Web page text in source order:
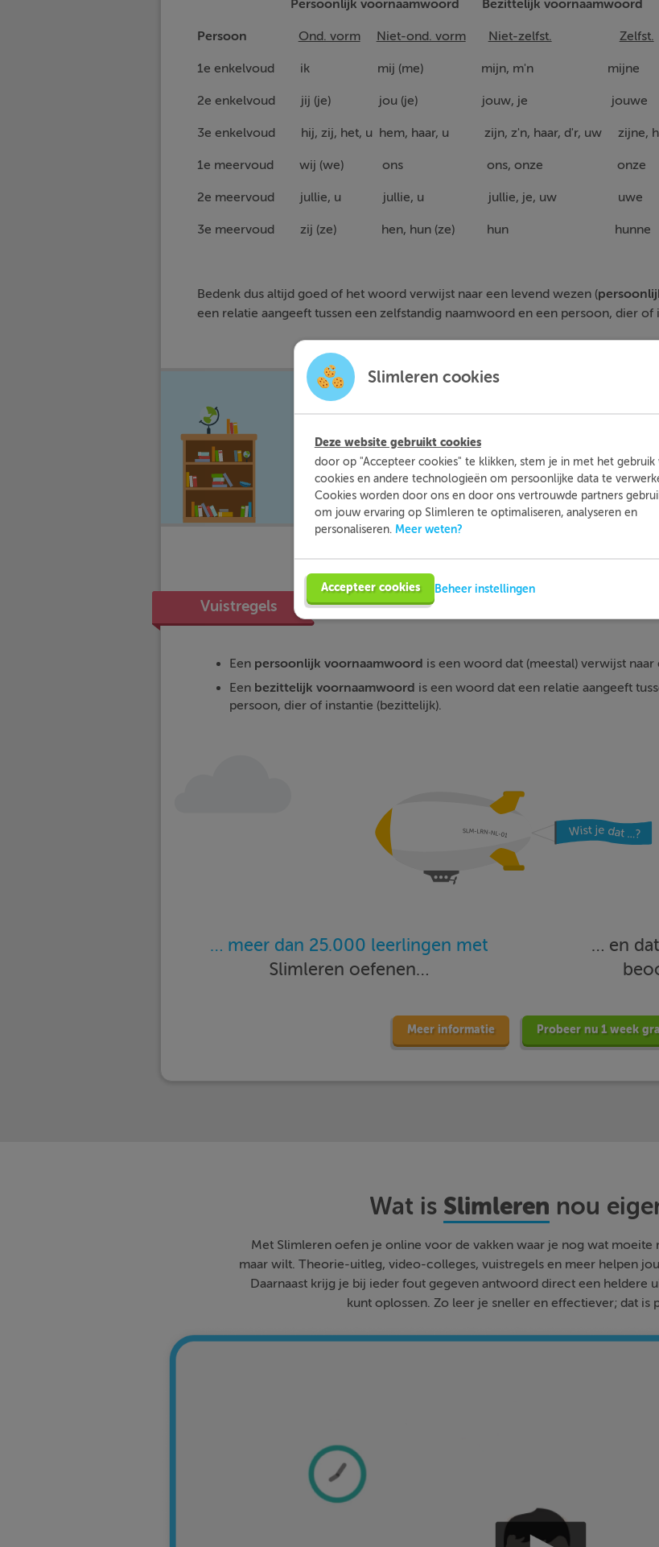
Persoonlijk voornaamwoord Bezittelijk voornaamwoord
Persoon Ond. vorm Niet-ond. vorm Niet-zelfst. Zelfst.
1e enkelvoud ik mij (me) mijn, m'n mijne
2e enkelvoud jij (je) jou (je) jouw, je jouwe
3e enkelvoud hij, zij, het, u hem, haar, u zijn, z'n, haar, d'r, uw zijne,
1e meervoud wij (we) ons ons, onze onze
2e meervoud jullie, u jullie, u jullie, je, uw uwe
3e meervoud zij (ze) hen, hun (ze) hun hunne
Bedenk dus altijd goed of het woord verwijst naar een levend wezen (
een relatie aangeeft tussen een zelfstandig naamwoord en een persoon, dier of
Met Slimleren kun je op een leuke manier thuis extra
Meer informatie Probeer nu gratis
Vuistregels
Een persoonlijk voornaamwoord is een woord dat (meestal) verwijst
Een bezittelijk voornaamwoord is een woord dat een relatie aangeeft
persoon, dier of instantie (bezittelijk).
… meer dan 25.000 leerlingen met
Slimleren oefenen…
… en
Meer informatie Probeer nu 1 week
Wat is Slimleren nou
Met Slimleren oefen je online voor de vakken waar je nog wat moeite
maar wilt. Theorie-uitleg, video-colleges, vuistregels en meer helpen
Daarnaast krijg je bij ieder fout gegeven antwoord direct een heldere
kunt oplossen. Zo leer je sneller en effectiever; dat is
Slimleren cookies
Deze website gebruikt cookies
door op "Accepteer cookies" te klikken, stem je in met het gebruik
cookies en andere technologieën om persoonlijke data te
Cookies worden door ons en door ons vertrouwde partners
om jouw ervaring op Slimleren te optimaliseren, analyseren en
personaliseren. Meer weten?
Accepteer cookies Beheer instellingen